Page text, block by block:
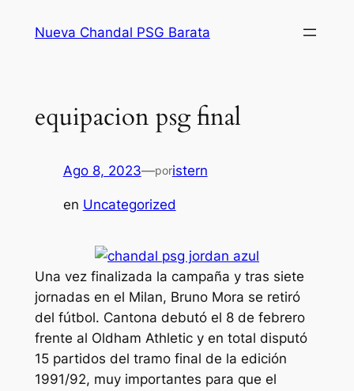
Nueva Chandal PSG Barata
equipacion psg final
Ago 8, 2023—poristern
en Uncategorized
Una vez finalizada la campaña y tras siete
jornadas en el Milan, Bruno Mora se retiró
del fútbol. Cantona debutó el 8 de febrero
frente al Oldham Athletic y en total disputó
15 partidos del tramo final de la edición
1991/92, muy importantes para que el